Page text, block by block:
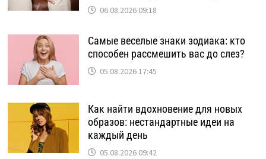
06.08.2026 09:18
Самые веселые знаки зодиака: кто
способен рассмешить вас до слез?
05.08.2026 17:45
Как найти вдохновение для новых
образов: нестандартные идеи на
каждый день
05.08.2026 09:42